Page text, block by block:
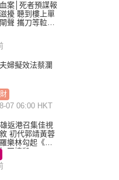
案│死者預謀報
樓上單
等𨋢伏
婦擬效法蔡瀾
07 06:00 HKT
返港召集佳視
蓉
樂林勾起《神
回憶殺